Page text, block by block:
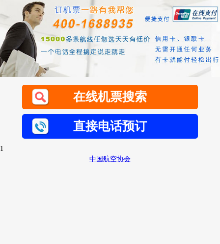
在线机票搜索
直接电话预订
1
中国航空协会